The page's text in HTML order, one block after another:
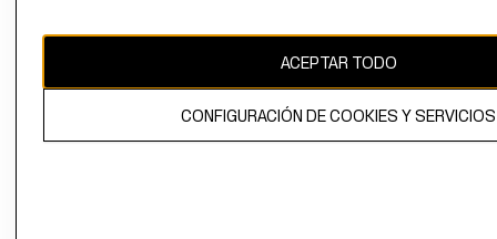
propiedad de H&M Hennes & Mauritz AB.ACEPTAR TODO
CONFIGURACIÓN DE COOKIES Y SERVICIOS